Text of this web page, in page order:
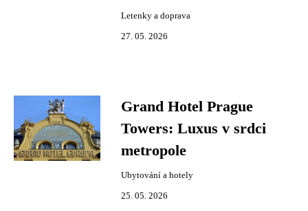
Letenky a doprava
27. 05. 2026
Grand Hotel Prague
Towers: Luxus v srdci
metropole
Ubytování a hotely
25. 05. 2026